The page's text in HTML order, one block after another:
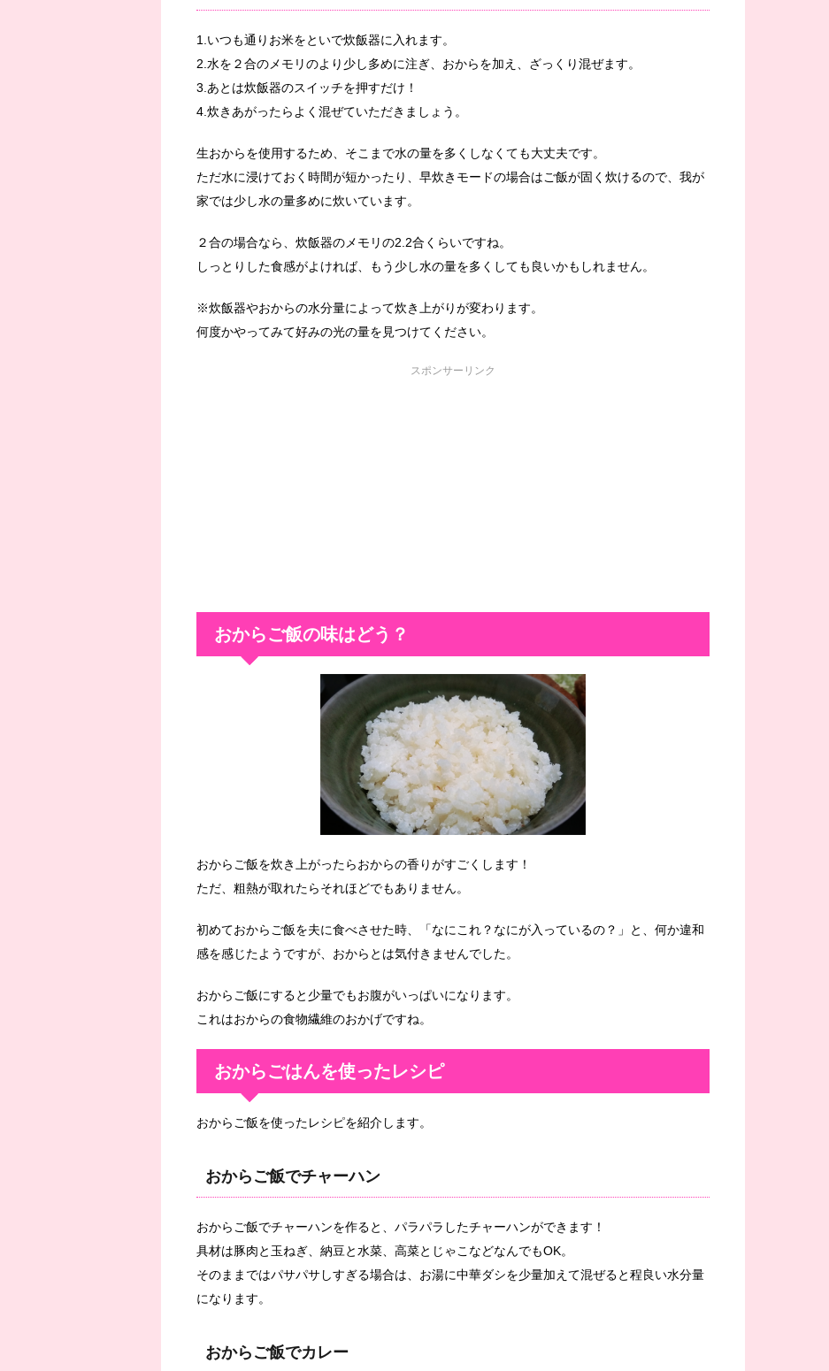
1.いつも通りお米をといで炊飯器に入れます。
2.水を２合のメモリのより少し多めに注ぎ、おからを加え、ざっくり混ぜます。
3.あとは炊飯器のスイッチを押すだけ！
4.炊きあがったらよく混ぜていただきましょう。
生おからを使用するため、そこまで水の量を多くしなくても大丈夫です。
ただ水に浸けておく時間が短かったり、早炊きモードの場合はご飯が固く炊けるので、我が
家では少し水の量多めに炊いています。
２合の場合なら、炊飯器のメモリの2.2合くらいですね。
しっとりした食感がよければ、もう少し水の量を多くしても良いかもしれません。
※炊飯器やおからの水分量によって炊き上がりが変わります。
何度かやってみて好みの光の量を見つけてください。
スポンサーリンク
おからご飯の味はどう？
おからご飯を炊き上がったらおからの香りがすごくします！
ただ、粗熱が取れたらそれほどでもありません。
初めておからご飯を夫に食べさせた時、「なにこれ？なにが入っているの？」と、何か違和
感を感じたようですが、おからとは気付きませんでした。
おからご飯にすると少量でもお腹がいっぱいになります。
これはおからの食物繊維のおかげですね。
おからごはんを使ったレシピ
おからご飯を使ったレシピを紹介します。
おからご飯でチャーハン
おからご飯でチャーハンを作ると、パラパラしたチャーハンができます！
具材は豚肉と玉ねぎ、納豆と水菜、高菜とじゃこなどなんでもOK。
そのままではパサパサしすぎる場合は、お湯に中華ダシを少量加えて混ぜると程良い水分量
になります。
おからご飯でカレー